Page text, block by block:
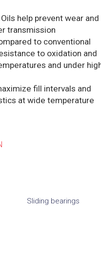
help prevent wear and
transmission
to conventional
to oxidation and
and under
fill intervals and
at wide temperature
Sliding bearings